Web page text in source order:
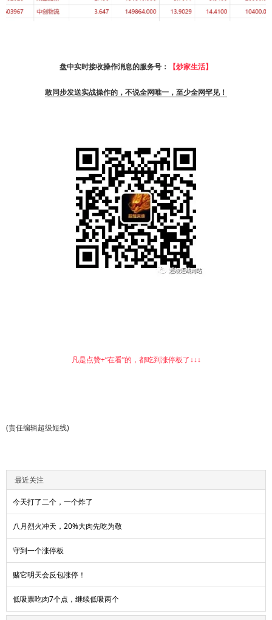
盘中实时接收操作消息的服务号： 【炒家生活】
敢同步发送实战操作的，不说全网唯一，至少全网罕见！
凡是点赞+“在看”的，都吃到涨停板了↓↓↓
(责任编辑超级短线)
最近关注
今天打了二个，一个炸了
八月烈火冲天，20%大肉先吃为敬
守到一个涨停板
赌它明天会反包涨停！
低吸票吃肉7个点，继续低吸两个